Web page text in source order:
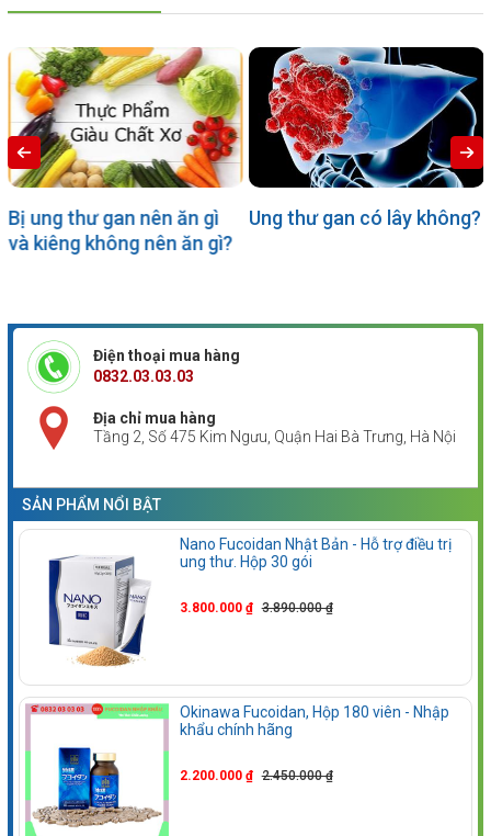
Bị ung thư gan nên ăn gì
và kiêng không nên ăn gì?
Ung thư gan có lây không?
Điện thoại mua hàng
0832.03.03.03
Địa chỉ mua hàng
Tầng 2, Số 475 Kim Ngưu, Quận Hai Bà Trưng, Hà Nội
SẢN PHẨM NỔI BẬT
Nano Fucoidan Nhật Bản - Hỗ trợ điều trị
ung thư. Hộp 30 gói
3.800.000 ₫ 3.890.000 ₫
Okinawa Fucoidan, Hộp 180 viên - Nhập
khẩu chính hãng
2.200.000 ₫ 2.450.000 ₫